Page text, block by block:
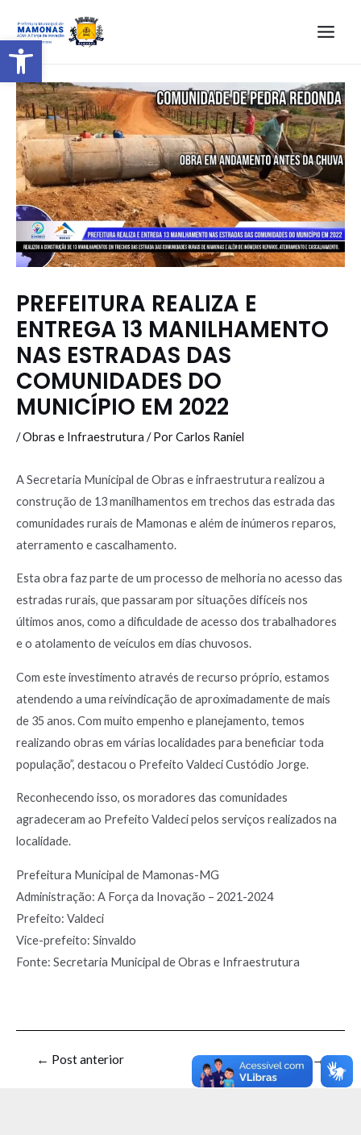
Barra de Ferramentas Aberta
PREFEITURA REALIZA E
ENTREGA 13 MANILHAMENTO
NAS ESTRADAS DAS
COMUNIDADES DO
MUNICÍPIO EM 2022
/Obras e Infraestrutura / PorCarlos Raniel
A Secretaria Municipal de Obras e infraestrutura realizou a
construção de 13 manilhamentos em trechos das estrada das
comunidades rurais de Mamonas e além de inúmeros reparos,
aterramento e cascalhamento.
Esta obra faz parte de um processo de melhoria no acesso das
estradas rurais, que passaram por situações difíceis nos
últimos anos, como a dificuldade de acesso dos trabalhadores
e o atolamento de veículos em dias chuvosos.
Com este investimento através de recurso próprio, estamos
atendendo a uma reivindicação de aproximadamente de mais
de 35 anos. Com muito empenho e planejamento, temos
realizando obras em várias localidades para beneficiar toda
população”, destacou o Prefeito Valdeci Custódio Jorge.
Reconhecendo isso, os moradores das comunidades
agradeceram ao Prefeito Valdeci pelos serviços realizados na
localidade.
Prefeitura Municipal de Mamonas-MG
Administração: A Força da Inovação – 2021-2024
Prefeito: Valdeci
Vice-prefeito: Sinvaldo
Fonte: Secretaria Municipal de Obras e Infraestrutura
← Post anterior Post seguinte→